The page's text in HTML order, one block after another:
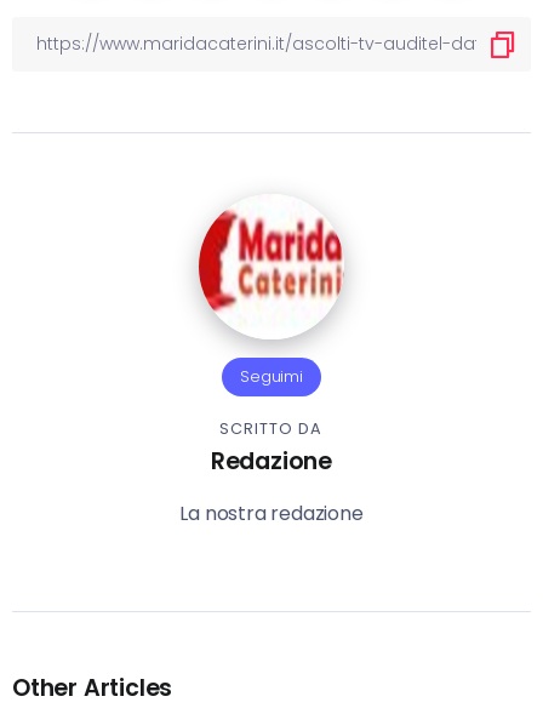
Seguimi
SCRITTO DA
Redazione
La nostra redazione
Other Articles